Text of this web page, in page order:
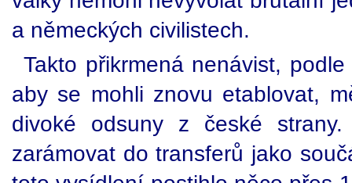
a německých civilistech.
Takto přikrmená nenávist,
aby se mohli znovu etablovat,
divoké odsuny z české
zarámovat do transferů jako